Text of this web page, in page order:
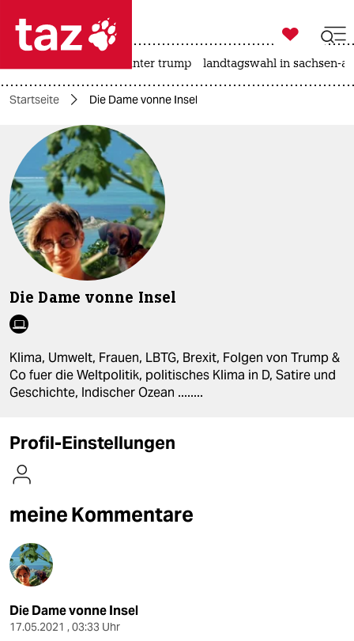
 taz zahl ich
taz zahl ich
themen
politik
öko
gesellschaft
kultur
sport
berlin
nord
verlag
veranstaltungen
shop
fragen & hilfe
unterstützen

taz zahl ich
usa unter trump landtagswahl in sachsen-
Startseite Die Dame vonne Insel
Die Dame vonne Insel
Klima, Umwelt, Frauen, LBTG, Brexit, Folgen von Trump &
Co fuer die Weltpolitik, politisches Klima in D, Satire und
Geschichte, Indischer Ozean ........
Profil-Einstellungen
meine Kommentare
Die Dame vonne Insel
17.05.2021 , 03:33 Uhr